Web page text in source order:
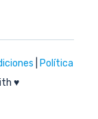
Política
♥